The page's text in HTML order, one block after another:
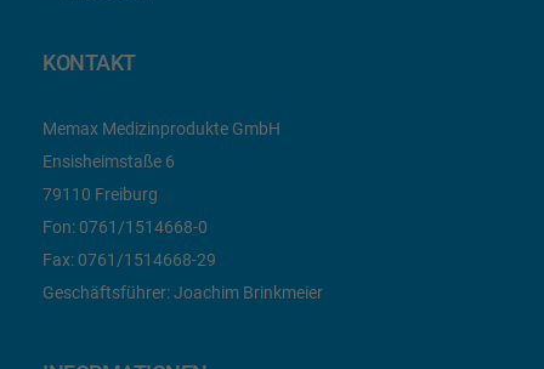
KONTAKT
Memax Medizinprodukte GmbH
Ensisheimstaße 6
79110 Freiburg
Fon: 0761/1514668-0
Fax: 0761/1514668-29
Geschäftsführer: Joachim Brinkmeier